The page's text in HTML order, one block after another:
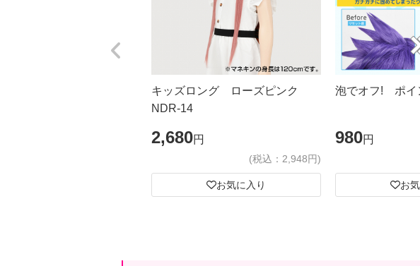
キッズロング ローズピンク
NDR-14
2,680円
(税込：2,948円)
お気に入り
泡でオフ! ポイ
980円
お